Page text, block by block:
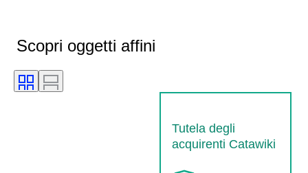
Scopri oggetti affini
Tutela degli
acquirenti Catawiki